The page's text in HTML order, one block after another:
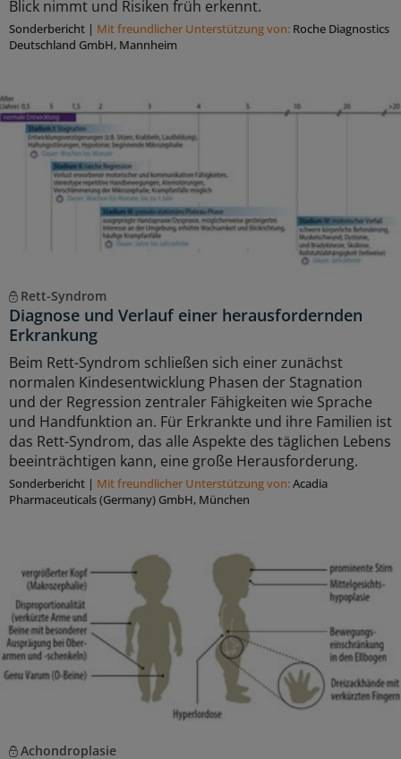
Blick nimmt und Risiken früh erkennt.
Sonderbericht | Mit freundlicher Unterstützung von: Roche Diagnostics
Deutschland GmbH, Mannheim
Rett-Syndrom
Diagnose und Verlauf einer herausfordernden
Erkrankung
Beim Rett-Syndrom schließen sich einer zunächst
normalen Kindesentwicklung Phasen der Stagnation
und der Regression zentraler Fähigkeiten wie Sprache
und Handfunktion an. Für Erkrankte und ihre Familien ist
das Rett-Syndrom, das alle Aspekte des täglichen Lebens
beeinträchtigen kann, eine große Herausforderung.
Sonderbericht | Mit freundlicher Unterstützung von:Acadia
Pharmaceuticals (Germany) GmbH, München
Achondroplasie